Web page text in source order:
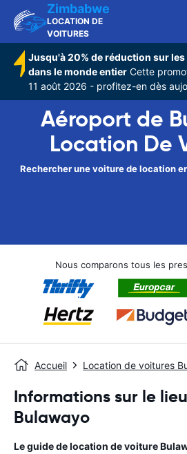
Zimbabwe
LOCATION DE
VOITURES
Jusqu'à 20% de réduction sur
dans le monde entier Cette
11 août 2026 - profitez-en dès
Aéroport de
Location De
Rechercher une voiture de location
Nous comparons tous les
Accueil Location de voitures
Informations sur le
Bulawayo
Le guide de location de voiture